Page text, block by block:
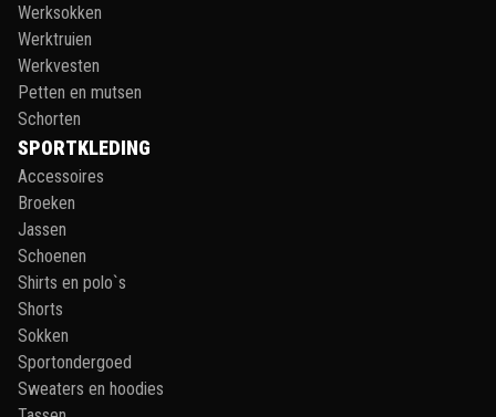
Werksokken
Werktruien
Werkvesten
Petten en mutsen
Schorten
SPORTKLEDING
Accessoires
Broeken
Jassen
Schoenen
Shirts en polo`s
Shorts
Sokken
Sportondergoed
Sweaters en hoodies